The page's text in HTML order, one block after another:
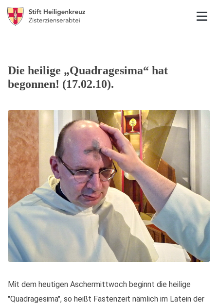
Die heilige „Quadragesima“ hat
begonnen! (17.02.10).
Mit dem heutigen Aschermittwoch beginnt die heilige
"Quadragesima", so heißt Fastenzeit nämlich im Latein der